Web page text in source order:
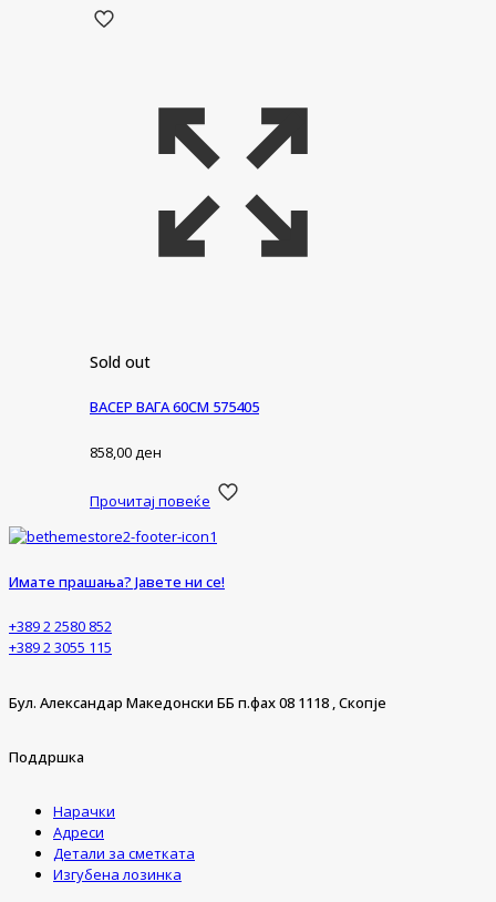
Sold out
ВАСЕР ВАГА 60СМ 575405
858,00ден
Прочитај повеќе
Имате прашања? Јавете ни се!
+389 2 2580 852
+389 2 3055 115
Бул. Александар Македонски ББ п.фах 08 1118 , Скопје
Поддршка
Нарачки
Адреси
Детали за сметката
Изгубена лозинка